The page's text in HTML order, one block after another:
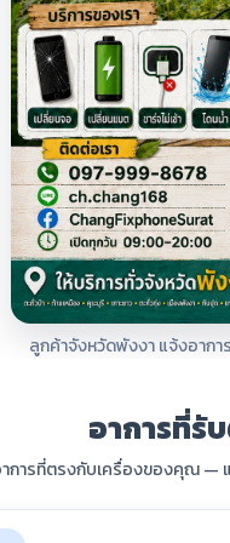
ลูกค้าจังหวัดพังงา แจ้งอาก
อาการที่รั
การที่ตรงกับเครื่องของคุณ —